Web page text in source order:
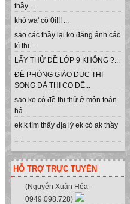
thầy ...
khó wa' cô 0i!!! ...
sao các thầy lại ko đăng ảnh các
kì thi...
LẤY THỬ ĐỀ LỚP 9 KHÔNG ?...
ĐỂ PHÒNG GIÁO DỤC THI
SONG ĐÃ THI CO ĐỀ...
sao ko có đề thi thử ở môn toán
hả...
ek.k tìm thấy địa lý ek có ak thầy
...
HỖ TRỢ TRỰC TUYẾN
(Nguyễn Xuân Hóa -
0949.098.728)